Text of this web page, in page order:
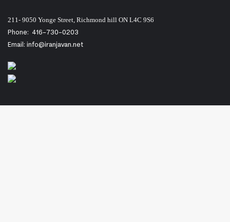
211- 9050 Yonge Street, Richmond hill ON L4C 9S6
Phone: 416-730-0203
Email: info@iranjavan.net